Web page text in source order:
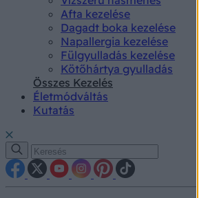
Afta kezelése
Dagadt boka kezelése
Napallergia kezelése
Fülgyulladás kezelése
Kötőhártya gyulladás
Összes Kezelés
Életmódváltás
Kutatás